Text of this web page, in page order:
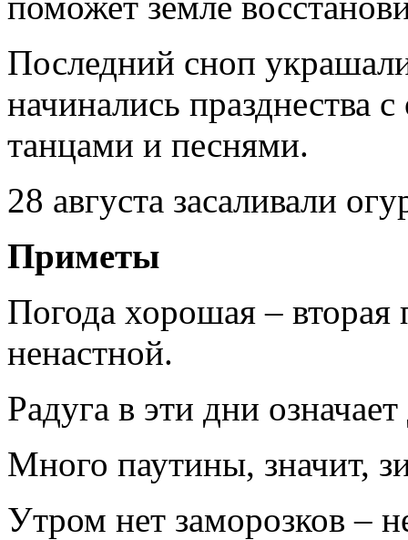
Последний сноп
начинались
танцами и песнями.
28 августа засаливали
Приметы
Погода хорошая – вторая
ненастной.
Радуга в эти дни
Много паутины, значит,
Утром нет заморозков –